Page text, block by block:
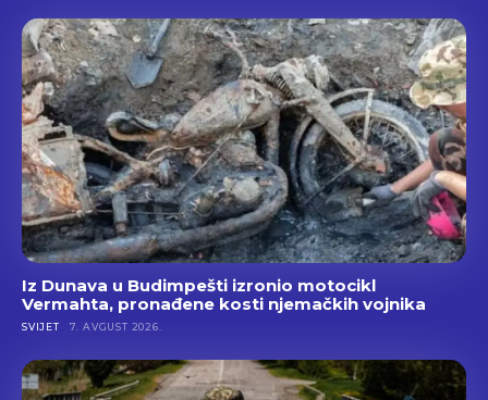
Iz Dunava u Budimpešti izronio motocikl
Vermahta, pronađene kosti njemačkih vojnika
SVIJET 7. AVGUST 2026.